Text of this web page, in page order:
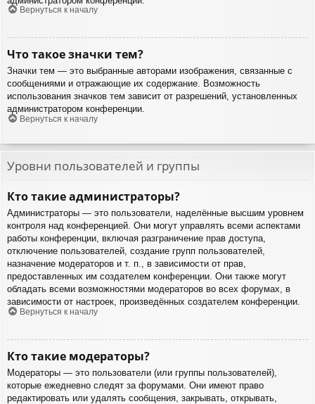
Вернуться к началу
Что такое значки тем?
Значки тем — это выбранные авторами изображения, связанные с
сообщениями и отражающие их содержание. Возможность
использования значков тем зависит от разрешений, установленных
администратором конференции.
Вернуться к началу
Уровни пользователей и группы
Кто такие администраторы?
Администраторы — это пользователи, наделённые высшим уровнем
контроля над конференцией. Они могут управлять всеми аспектами
работы конференции, включая разграничение прав доступа,
отключение пользователей, создание групп пользователей,
назначение модераторов и т. п., в зависимости от прав,
предоставленных им создателем конференции. Они также могут
обладать всеми возможностями модераторов во всех форумах, в
зависимости от настроек, произведённых создателем конференции.
Вернуться к началу
Кто такие модераторы?
Модераторы — это пользователи (или группы пользователей),
которые ежедневно следят за форумами. Они имеют право
редактировать или удалять сообщения, закрывать, открывать,